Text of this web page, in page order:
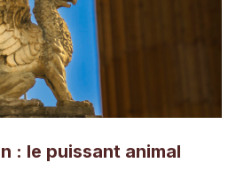
: le puissant animal